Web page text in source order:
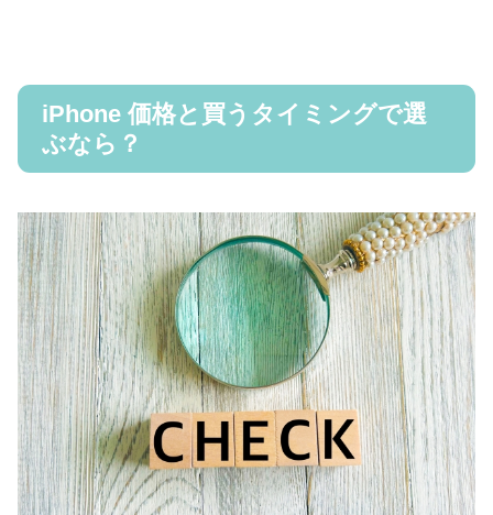
iPhone 価格と買うタイミングで選
ぶなら？